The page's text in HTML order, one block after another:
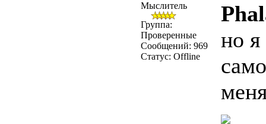
Мыслитель
Группа:
Проверенные
Сообщений: 969
Статус: Offline
но